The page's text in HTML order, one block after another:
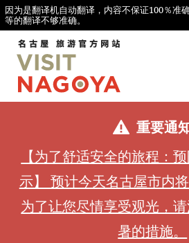
因为是翻译机自动翻译，内容不保证100％准
等的翻译不够准确。
重要通
【为了舒适安全的旅程：
示】 预计今天名古屋市内将
为了让您尽情享受观光，
暑的措施。